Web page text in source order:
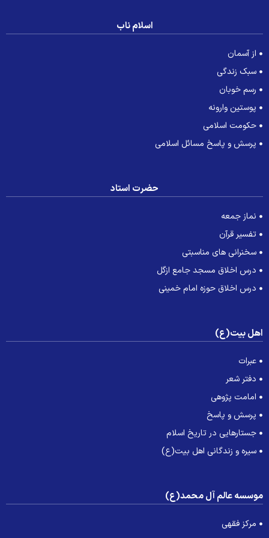
اسلام ناب
از آسمان
سبک زندگی
رسم خوبان
پوستین وارونه
حکومت اسلامی
پرسش و پاسخ مسائل اسلامی
حضرت استاد
نماز جمعه
تفسیر قرآن
سخنرانی های مناسبتی
درس اخلاق مسجد جامع ازگل
درس اخلاق حوزه امام خمینی
بیت(ع)
عبرات
دفتر شعر
امامت پژوهی
پرسش و پاسخ
جستارهایی در تاریخ اسلام
سیره و زندگانی اهل بیت(ع)
عالم آل محمد(ع)
مرکز فقهی